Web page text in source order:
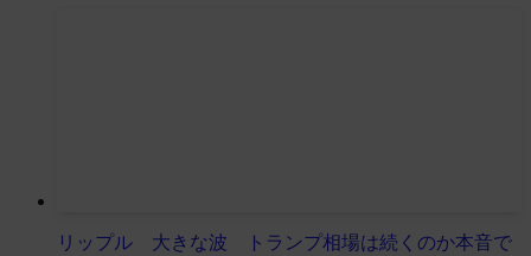
リップル 大きな波 トランプ相場は続くのか本音で